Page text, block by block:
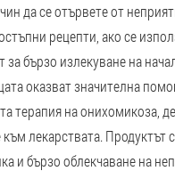
да се отървете от
рецепти, ако се
за бързо излекуване на
оказват значителна
терапия на онихомикоза,
лекарствата. Продуктът
и бързо облекчаване на